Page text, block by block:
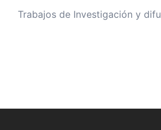
Trabajos de Investigación y